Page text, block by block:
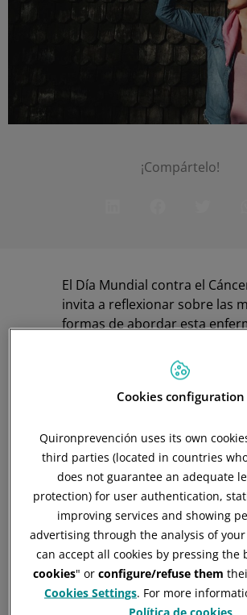
¡Compártelo!
El Día Mundial contra el
invita a reflexionar sobre las
formas de abordar esta
transformado el tratamiento
cáncer, la investigación
apunta a factores psicológicos
enfermedad”, apuntaVirginia
Parrado Suárez,psicóloga de
Quirónprevención. La actitud
paciente, ya sea positiva o
tiene un impacto medible no
su bienestar emocional, sino
en el funcionamiento de su
inmunológico y en los
clínicos.
Cookies configuration
Quironprevención uses its own
third parties (located in countries
does not guarantee an adequate
protection) for user authentication,
improving services and showing
advertising through the analysis of
can accept all cookies by pressing the
cookies" or configure/refuse them
Cookies Settings. For more
Política de cookies